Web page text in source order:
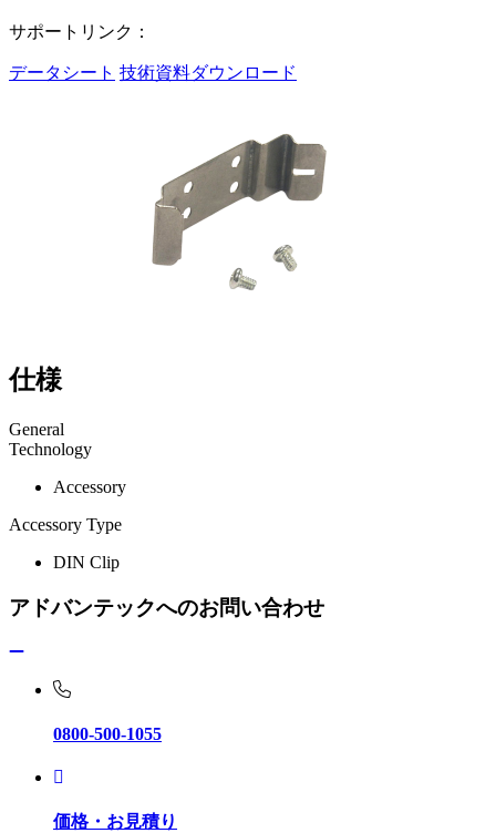
サポートリンク：
データシート 技術資料ダウンロード
仕様
General
Technology
Accessory
Accessory Type
DIN Clip
アドバンテックへのお問い合わせ
0800-500-1055
価格・お見積り